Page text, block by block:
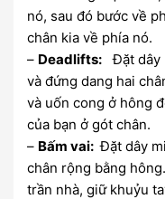
nó, sau đó bước về
chân kia về phía nó.
– Deadlifts: Đặt dây
và đứng dang hai
và uốn cong ở hông
của bạn ở gót chân.
– Bấm vai: Đặt dây
chân rộng bằng
trần nhà, giữ khuỷu